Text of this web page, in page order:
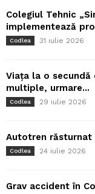
Colegiul Tehnic
implementează
Codlea 31 iulie 2026
Viața la o secundă
multiple, urmare...
Codlea 29 iulie 2026
Autotren răsturnat
Codlea 24 iulie 2026
Grav accident în